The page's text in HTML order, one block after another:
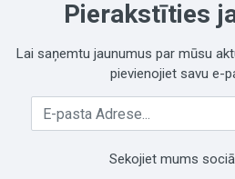
Pierakstīties
Lai saņemtu jaunumus par mūsu
pievienojiet savu e-
Jūsu E-pasta Adrese
Sekojiet mums